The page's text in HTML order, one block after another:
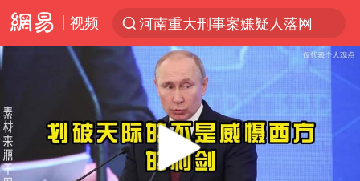
视频
河南重大刑事案嫌疑人落网
光影经济撬动暑期消费新蓝海
WTT横滨冠军赛国乒女单三将晋级四强
浙江上海等地有大雨或暴雨
《欢迎来龙餐馆》口碑